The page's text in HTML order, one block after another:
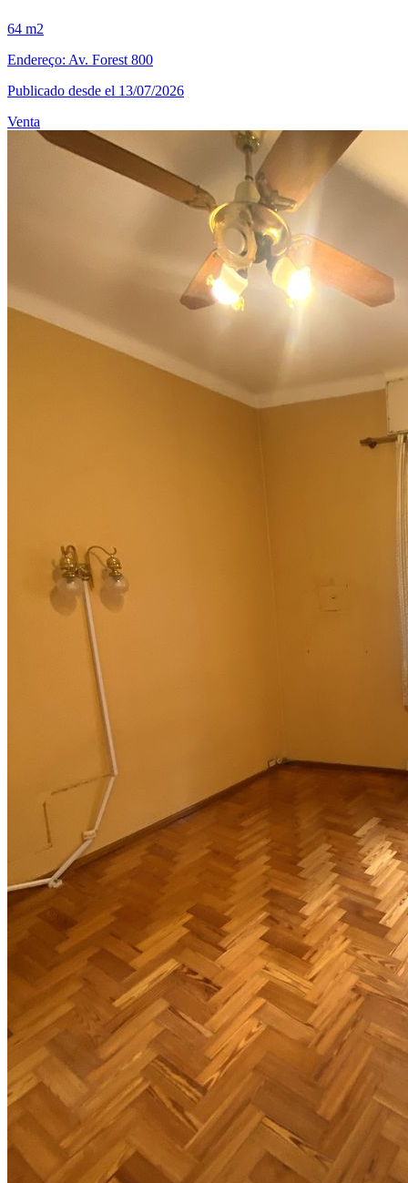
64 m2
Endereço: Av. Forest 800
Publicado desde el 13/07/2026
Venta